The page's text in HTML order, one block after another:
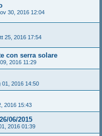
30, 2016 12:04
25, 2016 17:54
con serra solare
2016 11:29
01, 2016 14:50
2016 15:43
06/2015
2016 01:39